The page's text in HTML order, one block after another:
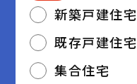
新築戸建住宅
既存戸建住宅
集合住宅